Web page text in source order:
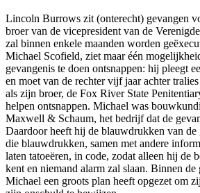
Lincoln Burrows zit (onterecht) gevangen
broer van de vicepresident van de
zal binnen enkele maanden worden
Michael Scofield, ziet maar één
gevangenis te doen ontsnappen: hij pleegt
en moet van de rechter vijf jaar achter
als zijn broer, de Fox River State
helpen ontsnappen. Michael was
Maxwell & Schaum, het bedrijf dat de
Daardoor heeft hij de blauwdrukken van
die blauwdrukken, samen met andere
laten tatoeëren, in code, zodat alleen hij de
kent en niemand alarm zal slaan. Binnen
Michael een groots plan heeft opgezet om